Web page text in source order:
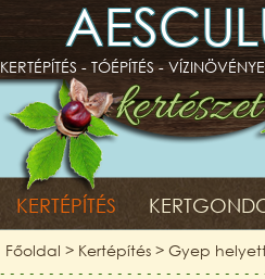
KERTÉPÍTÉS - TÓÉPÍTÉS -
KERTÉPÍTÉS
Főoldal > Kertépítés > Gyep